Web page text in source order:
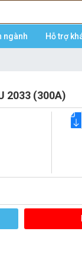
ngành Hỗ trợ
2033 (300A)